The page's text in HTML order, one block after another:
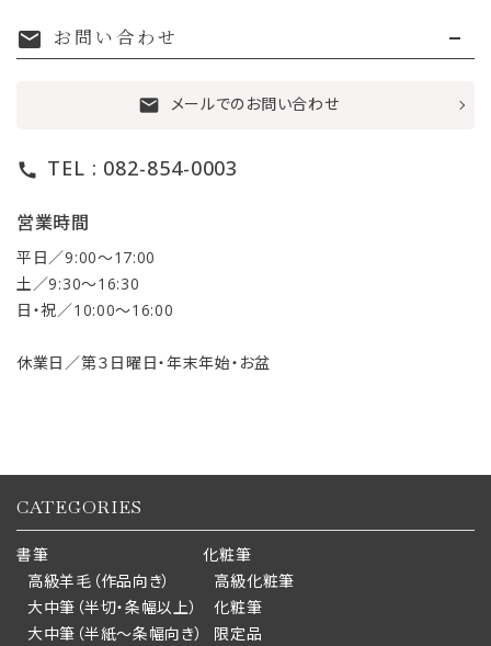
mail お問い合わせ
mail メールでのお問い合わせ
call TEL : 082-854-0003
営業時間
平日／9:00〜17:00
土／9:30〜16:30
日・祝／10:00〜16:00
休業日／第３日曜日・年末年始・お盆
CATEGORIES
書筆
高級羊毛（作品向き）
大中筆（半切・条幅以上）
大中筆（半紙～条幅向き）
化粧筆
高級化粧筆
化粧筆
限定品